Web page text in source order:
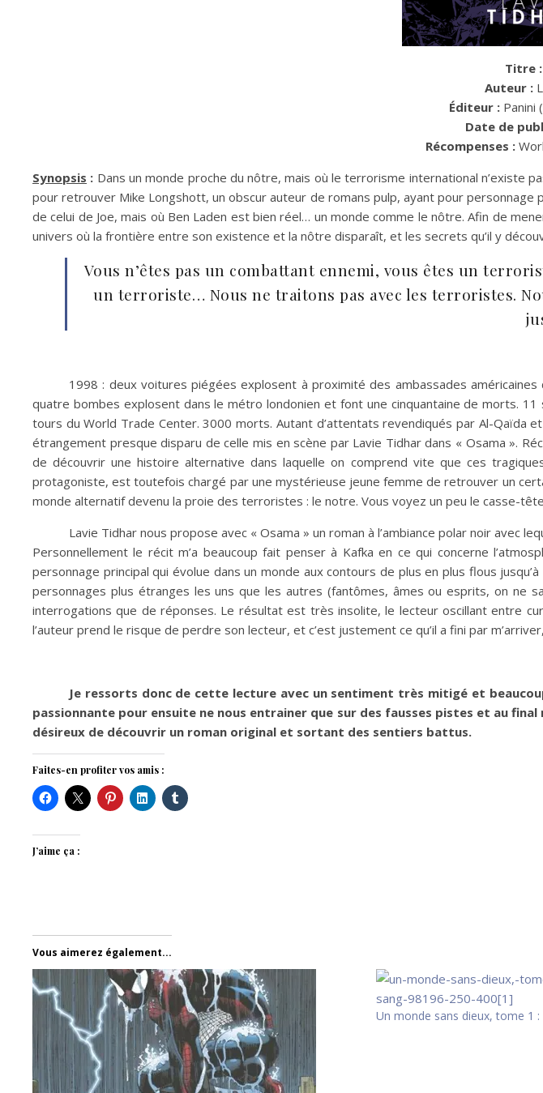
Titre :
Auteur :
Éditeur : Panini
Date de
Récompenses :
Synopsis : Dans un monde proche du nôtre, mais où le terrorisme international n’existe
pour retrouver Mike Longshott, un obscur auteur de romans pulp, ayant pour personnage
de celui de Joe, mais où Ben Laden est bien réel… un monde comme le nôtre. Afin de
univers où la frontière entre son existence et la nôtre disparaît, et les secrets qu’il y
Vous n’êtes pas un combattant ennemi, vous êtes un
un terroriste… Nous ne traitons pas avec les terroristes.
1998 : deux voitures piégées explosent à proximité des ambassades
quatre bombes explosent dans le métro londonien et font une cinquantaine de morts.
tours du World Trade Center. 3000 morts. Autant d’attentats revendiqués par Al-Qaïda
étrangement presque disparu de celle mis en scène par Lavie Tidhar dans « Osama ».
de découvrir une histoire alternative dans laquelle on comprend vite que ces
protagoniste, est toutefois chargé par une mystérieuse jeune femme de retrouver un
monde alternatif devenu la proie des terroristes : le notre. Vous voyez un peu le casse-
Lavie Tidhar nous propose avec « Osama » un roman à l’ambiance polar noir avec
Personnellement le récit m’a beaucoup fait penser à Kafka en ce qui concerne
personnage principal qui évolue dans un monde aux contours de plus en plus flous
personnages plus étranges les uns que les autres (fantômes, âmes ou esprits, on ne
interrogations que de réponses. Le résultat est très insolite, le lecteur oscillant entre
l’auteur prend le risque de perdre son lecteur, et c’est justement ce qu’il a fini par
Je ressorts donc de cette lecture avec un sentiment très mitigé et
passionnante pour ensuite ne nous entrainer que sur des fausses pistes et au
désireux de découvrir un roman original et sortant des sentiers battus.
Faites-en profiter vos amis :
J’aime ça :
Vous aimerez également...
Un monde sans dieux, tome 1 :